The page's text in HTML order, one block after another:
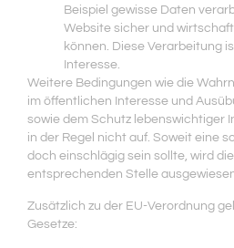
Beispiel gewisse Daten
Website sicher und
können. Diese Verarbeitung
Interesse.
Weitere Bedingungen wie die
im öffentlichen Interesse und
sowie dem Schutz lebenswichtiger
in der Regel nicht auf. Soweit eine
doch einschlägig sein sollte, wird
entsprechenden Stelle
Zusätzlich zu der EU-Verordnung
Gesetze: